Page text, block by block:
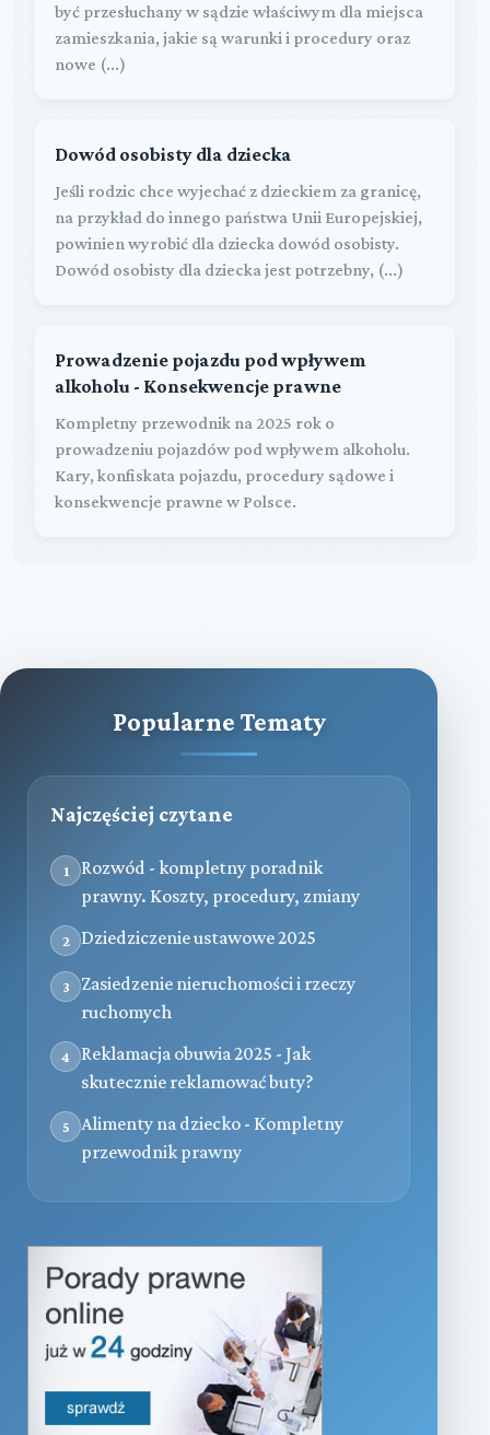
być przesłuchany w sądzie właściwym dla miejsca
zamieszkania, jakie są warunki i procedury oraz
nowe (...)
Dowód osobisty dla dziecka
Jeśli rodzic chce wyjechać z dzieckiem za granicę,
na przykład do innego państwa Unii Europejskiej,
powinien wyrobić dla dziecka dowód osobisty.
Dowód osobisty dla dziecka jest potrzebny, (...)
Prowadzenie pojazdu pod wpływem
alkoholu - Konsekwencje prawne
Kompletny przewodnik na 2025 rok o
prowadzeniu pojazdów pod wpływem alkoholu.
Kary, konfiskata pojazdu, procedury sądowe i
konsekwencje prawne w Polsce.
Popularne Tematy
Najczęściej czytane
1
Rozwód - kompletny poradnik
prawny. Koszty, procedury, zmiany
2 Dziedziczenie ustawowe 2025
3
Zasiedzenie nieruchomości i rzeczy
ruchomych
4
Reklamacja obuwia 2025 - Jak
skutecznie reklamować buty?
5
Alimenty na dziecko - Kompletny
przewodnik prawny